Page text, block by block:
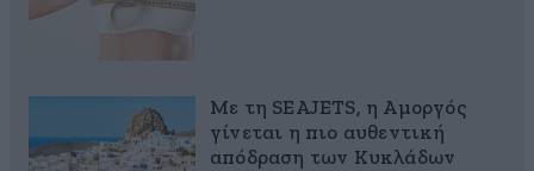
Με τη SEAJETS, η Αμοργός
γίνεται η πιο αυθεντική
απόδραση των Κυκλάδων